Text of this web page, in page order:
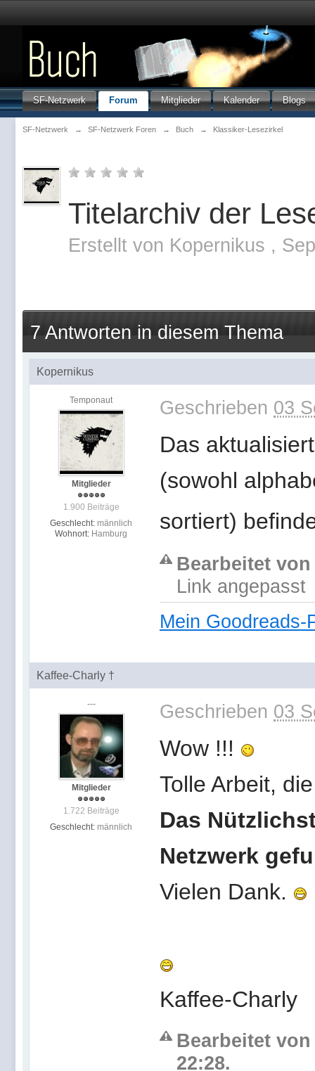
SF-Netzwerk Forum Mitglieder Kalender Blogs
SF-Netzwerk → SF-Netzwerk Foren → Buch → Klassiker-Lesezirkel
Titelarchiv der
Erstellt von Kopernikus ,
7 Antworten in diesem Thema
Kopernikus
Temponaut
Mitglieder
1.900 Beiträge
Geschlecht: männlich
Wohnort: Hamburg
Geschrieben 03
Das
(sowohl
sortiert)
Bearbeitet von
Link angepasst
Mein Goodreads-
Kaffee-Charly †
---
Mitglieder
1.722 Beiträge
Geschlecht: männlich
Geschrieben 03
Wow !!!
Tolle Arbeit,
Das
Netzwerk
Vielen Dank.
Kaffee-Charly
Bearbeitet von
22:28.